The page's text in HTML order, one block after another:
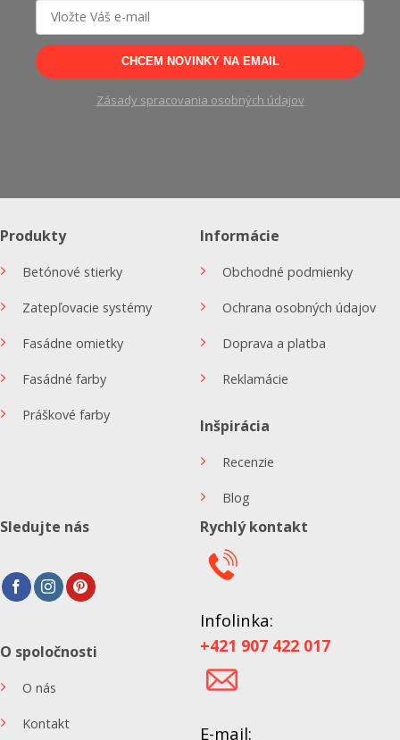
CHCEM NOVINKY NA EMAIL
Zásady spracovania osobných údajov
Produkty
Betónové stierky
Zatepľovacie systémy
Fasádne omietky
Fasádné farby
Práškové farby
Informácie
Obchodné podmienky
Ochrana osobných údajov
Doprava a platba
Reklamácie
Inšpirácia
Recenzie
Blog
Sledujte nás
O spoločnosti
O nás
Kontakt
Rychlý kontakt
Infolinka:
+421 907 422 017
E-mail: